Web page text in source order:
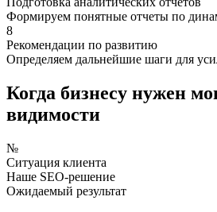
Формируем понятные отчеты по
8
Рекомендации по развитию
Определяем дальнейшие шаги для
Когда бизнесу нужен
видимости
№
Ситуация клиента
Наше SEO-решение
Ожидаемый результат